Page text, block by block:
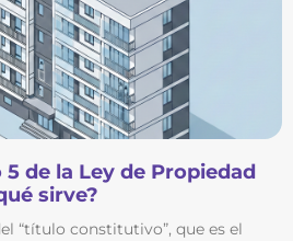
de la Ley de Propiedad
sirve?
“título constitutivo”, que es el